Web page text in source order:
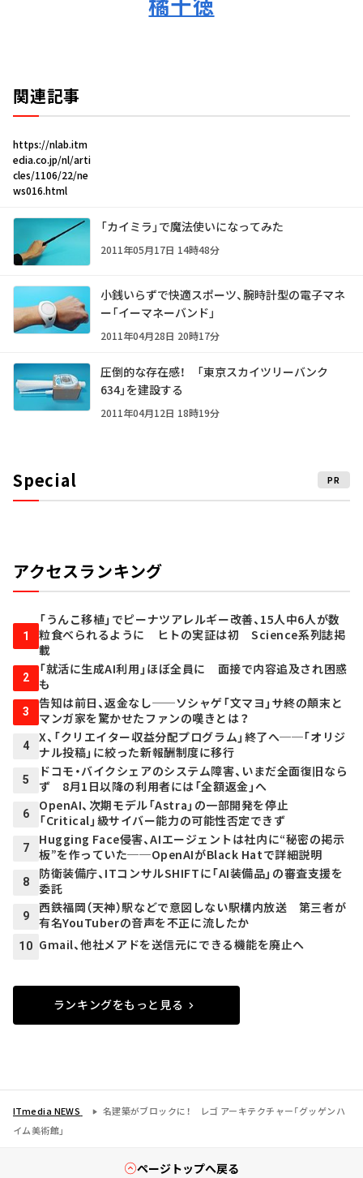
関連記事
https://nlab.itm
edia.co.jp/nl/arti
cles/1106/22/ne
ws016.html
「カイミラ」で魔法使いになってみた
2011年05月17日 14時48分
小銭いらずで快適スポーツ、腕時計型の電子マネ
ー「イーマネーバンド」
2011年04月28日 20時17分
圧倒的な存在感！ 「東京スカイツリーバンク
634」を建設する
2011年04月12日 18時19分
Special PR
アクセスランキング
1
「うんこ移植」でピーナツアレルギー改善、15人中6人が数
粒食べられるように ヒトの実証は初 Science系列誌掲
載
2
「就活に生成AI利用」ほぼ全員に 面接で内容追及され困惑
も
3
告知は前日、返金なし──ソシャゲ「文マヨ」サ終の顛末と
マンガ家を驚かせたファンの嘆きとは？
4
X、「クリエイター収益分配プログラム」終了へ──「オリジ
ナル投稿」に絞った新報酬制度に移行
5
ドコモ・バイクシェアのシステム障害、いまだ全面復旧なら
ず 8月1日以降の利用者には「全額返金」へ
6
OpenAI、次期モデル「Astra」の一部開発を停止
「Critical」級サイバー能力の可能性否定できず
7
Hugging Face侵害、AIエージェントは社内に“秘密の掲示
板”を作っていた──OpenAIがBlack Hatで詳細説明
8
防衛装備庁、ITコンサルSHIFTに「AI装備品」の審査支援を
委託
9
西鉄福岡（天神）駅などで意図しない駅構内放送 第三者が
有名YouTuberの音声を不正に流したか
10 Gmail、他社メアドを送信元にできる機能を廃止へ
ランキングをもっと見る
ITmedia NEWS
名建築がブロックに！ レゴ アーキテクチャー「グッゲンハ
イム美術館」
ページトップへ戻る